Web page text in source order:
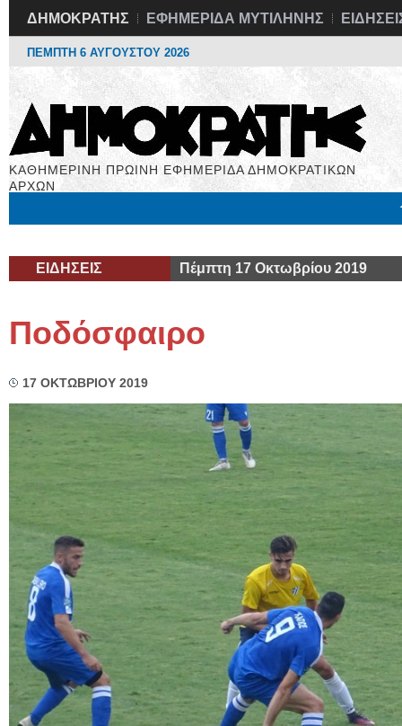
ΔΗΜΟΚΡΑΤΗΣ ΕΦΗΜΕΡΙΔΑ ΜΥΤΙΛΗΝΗΣ
ΠΕΜΠΤΗ 6 ΑΥΓΟΥΣΤΟΥ 2026
ΚΑΘΗΜΕΡΙΝΗ ΠΡΩΙΝΗ ΕΦΗΜΕΡΙΔΑ ΔΗΜΟΚΡΑΤΙΚΩΝ
ΑΡΧΩΝ
ΕΙΔΗΣΕΙΣ Πέμπτη 17 Οκτωβρίου 2019
Ποδόσφαιρο
17 ΟΚΤΩΒΡΙΟΥ 2019